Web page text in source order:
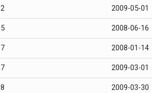
2 2009-05-01
5 2008-06-16
7 2008-01-14
7 2009-03-01
8 2009-03-30